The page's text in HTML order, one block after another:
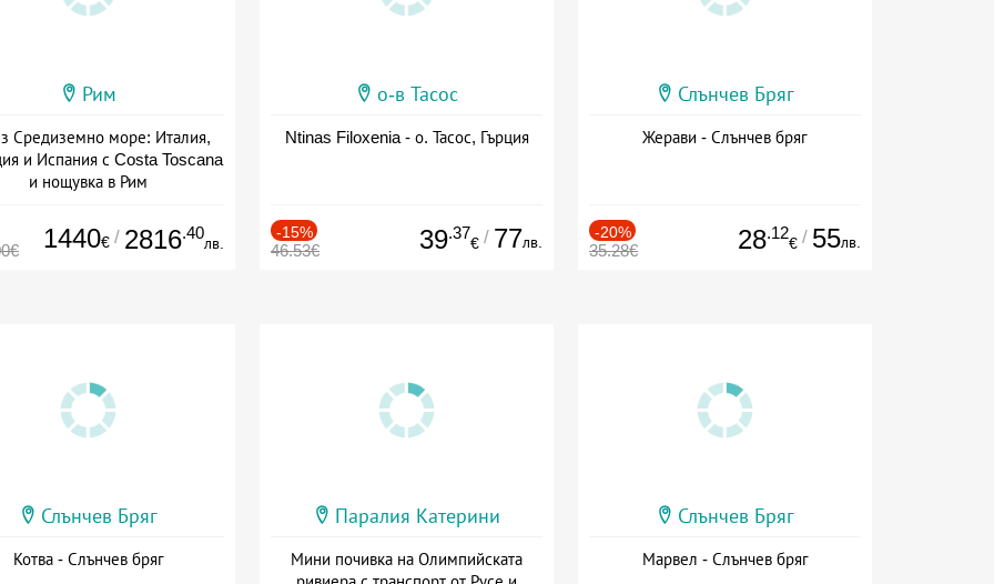
Рим
Средиземно море: Италия,
и Испания с Costa Toscana
и нощувка в Рим
1440€ / 2816.40
лв.
о-в Тасос
Ntinas Filoxenia - о. Тасос, Гърция
-15%
46.53€ 39.37
€ / 77лв.
Слънчев Бряг
Жерави - Слънчев бряг
-20%
35.28€ 28.12
€ / 55лв.
Слънчев Бряг
Котва - Слънчев бряг
Паралия Катерини
Мини почивка на Олимпийската
Слънчев Бряг
Марвел - Слънчев бряг